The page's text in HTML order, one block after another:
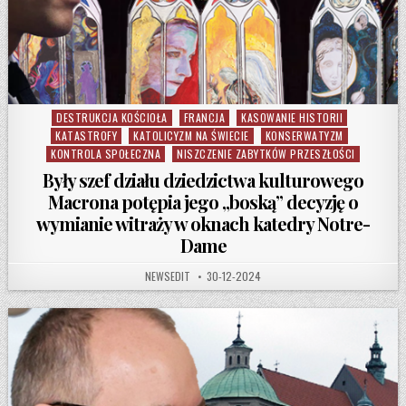
Posted in
DESTRUKCJA KOŚCIOŁA FRANCJA
KASOWANIE HISTORII
KATASTROFY
KATOLICYZM NA ŚWIECIE
KONSERWATYZM
KONTROLA SPOŁECZNA
NISZCZENIE ZABYTKÓW PRZESZŁOŚCI
Były szef działu dziedzictwa kulturowego
Macrona potępia jego „boską” decyzję o
wymianie witraży w oknach katedry Notre-
Dame
AUTHOR:
NEWSEDIT PUBLISHED DATE:
30-12-2024